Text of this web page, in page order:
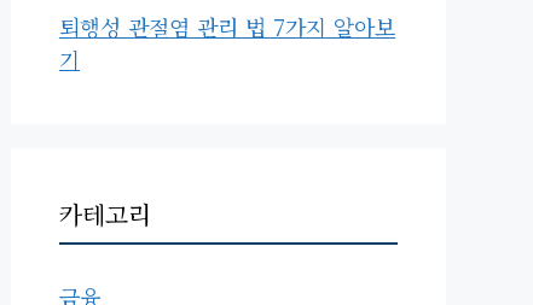
퇴행성 관절염 관리 법 7가지 알아보
기
카테고리
금융